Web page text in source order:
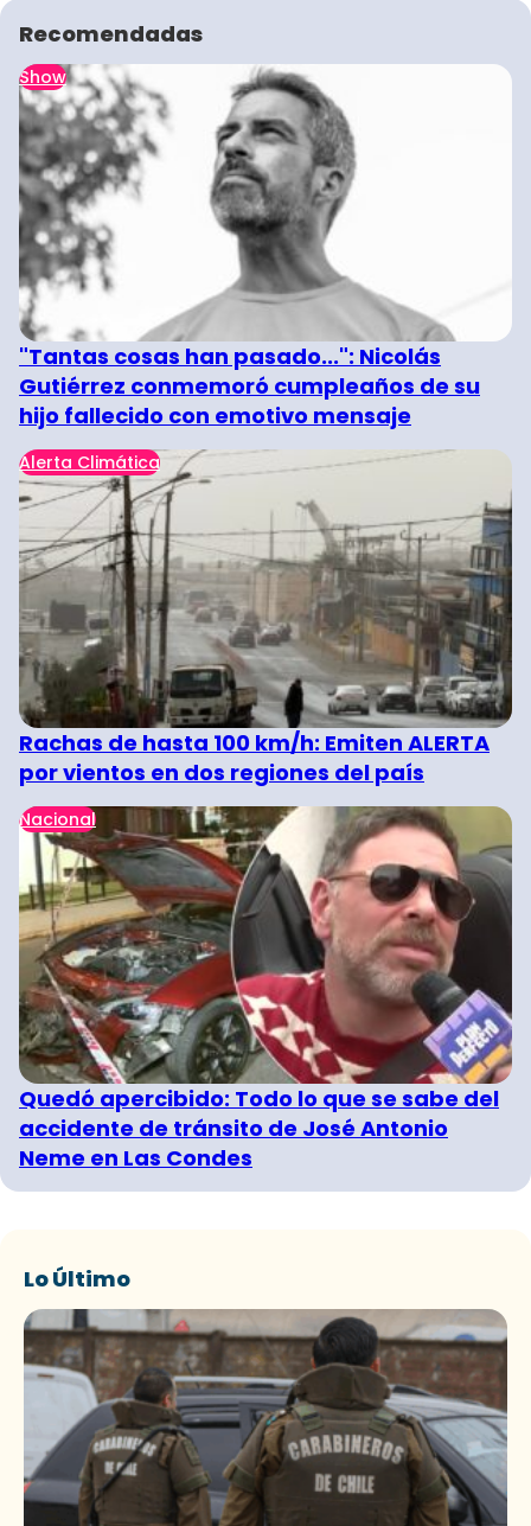
Recomendadas
Show
"Tantas cosas han pasado...": Nicolás
Gutiérrez conmemoró cumpleaños de su
hijo fallecido con emotivo mensaje
Alerta Climática
Rachas de hasta 100 km/h: Emiten ALERTA
por vientos en dos regiones del país
Nacional
Quedó apercibido: Todo lo que se sabe del
accidente de tránsito de José Antonio
Neme en Las Condes
Lo Último